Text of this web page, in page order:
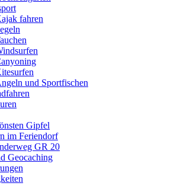
fahren
und Sportfischen
Gipfel
im Feriendorf
GR 20
Geocaching